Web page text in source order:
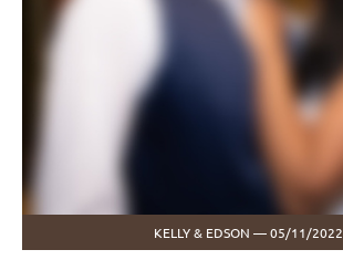
KELLY & EDSON — 05/11/2022